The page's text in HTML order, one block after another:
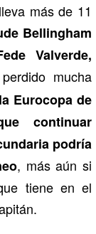
más de 11
Bellingham
Valverde,
mucha
Eurocopa de
continuar
podría
, más aún si
tiene en el